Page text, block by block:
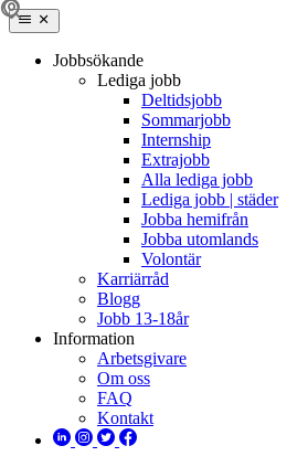
Jobbsökande
Lediga jobb
Deltidsjobb
Sommarjobb
Internship
Extrajobb
Alla lediga jobb
Lediga jobb | städer
Jobba hemifrån
Jobba utomlands
Volontär
Karriärråd
Blogg
Jobb 13-18år
Information
Arbetsgivare
Om oss
FAQ
Kontakt